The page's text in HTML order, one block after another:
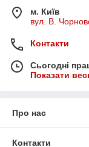
м. Київ
вул. В.
Контакти
Сьогодні
Показати
Про нас
Контакти